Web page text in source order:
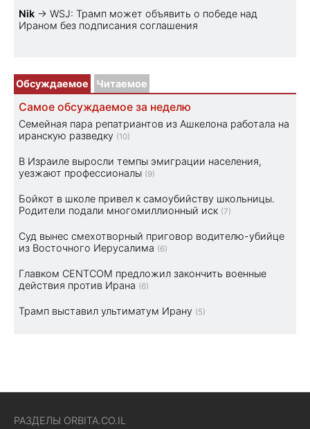
Nik → WSJ: Трамп может объявить о победе над
Ираном без подписания соглашения
Обсуждаемое Читаемое
Самое обсуждаемое за неделю
Семейная пара репатриантов из Ашкелона работала на
иранскую разведку (10)
В Израиле выросли темпы эмиграции населения,
уезжают профессионалы (9)
Бойкот в школе привел к самоубийству школьницы.
Родители подали многомиллионный иск (7)
Суд вынес смехотворный приговор водителю-убийце
из Восточного Иерусалима (6)
Главком CENTCOM предложил закончить военные
действия против Ирана (6)
Трамп выставил ультиматум Ирану (5)
РАЗДЕЛЫ ORBITA.CO.IL